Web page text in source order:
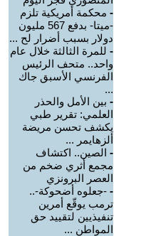
- محكمة أمريكية تلزم
-ميتا- بدفع 567 مليون
دولار بسبب أضرار لح ...
- للمرة الثالثة خلال عام
واحد.. متحف الرئيس
الفرنسي الأسبق جاك
...
- بين الأمل والحذر
العلمي: تقرير طبي
يكشف تحسن مريضة
ألزهايمر ...
- الصين.. اكتشاف
مجمع أثري ضخم من
العصر البرونزي
- -جعلوه أضحوكة-..
ترمب يوقّع أمرين
تنفيذيين لتقييد حق
المواطن ...